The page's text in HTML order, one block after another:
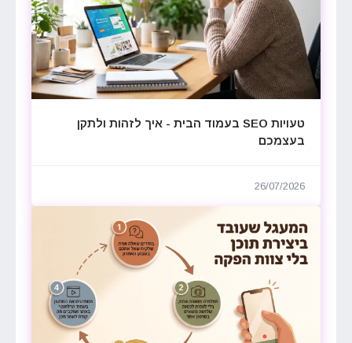
טעויות SEO בעמוד הבית - איך לזהות ולתקן
בעצמכם
26/07/2026